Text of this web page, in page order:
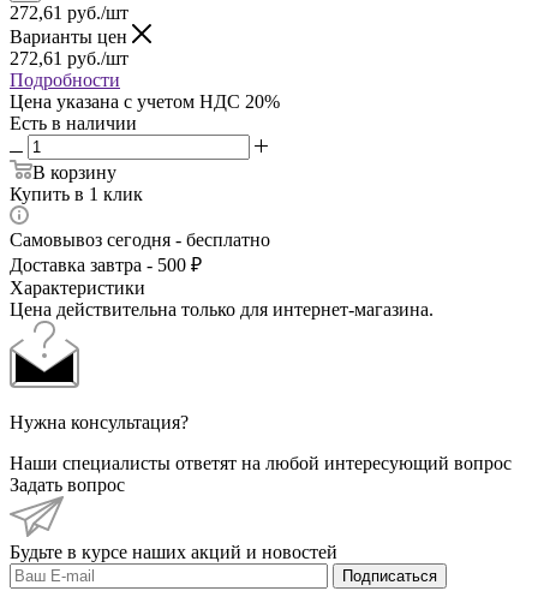
272,61 руб./шт
Варианты цен
272,61 руб./шт
Подробности
Цена указана с учетом НДС 20%
Есть в наличии
В корзину
Купить в 1 клик
Самовывоз сегодня - бесплатно
Доставка завтра - 500 ₽
Характеристики
Цена действительна только для интернет-магазина.
Нужна консультация?
Наши специалисты ответят на любой интересующий вопрос
Задать вопрос
Будьте в курсе наших акций и новостей
Подписаться